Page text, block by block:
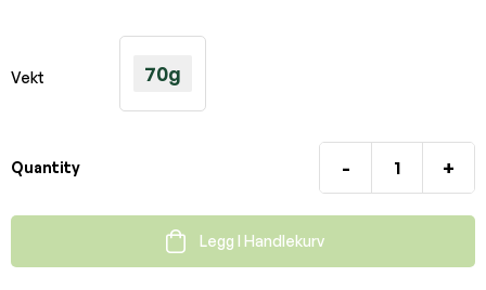
Vekt 70g
Quantity - +
Legg I Handlekurv